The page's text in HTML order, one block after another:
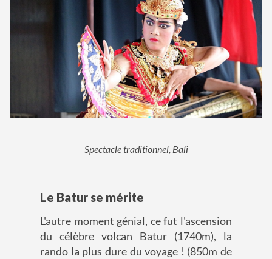
Spectacle traditionnel, Bali
Le Batur se mérite
L'autre moment génial, ce fut l'ascension
du célèbre volcan Batur (1740m), la
rando la plus dure du voyage ! (850m de